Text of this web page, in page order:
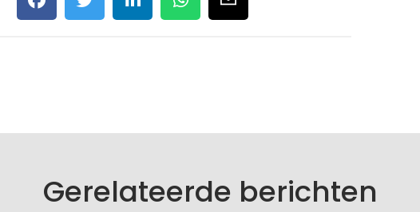
Gerelateerde berichten